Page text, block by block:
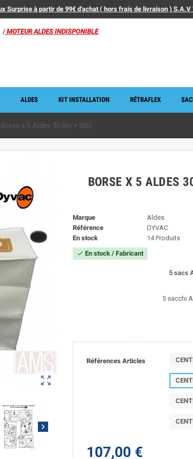
Surprise à partir de 99€ d'achat ( hors frais de livraison ) S.A.V
/ MOTEUR ALDES INDISPONIBLE
ALDES KIT INSTALLATION RÉTRAFLEX
Borse x 5 Aldes 30 litri + filtri
zoom_out_map
chevron_right
BORSE X 5 ALDES
Marque
Aldes
Référence
DYVAC
En stock
14 Produits
check En stock / Fabricant
5 sacs
5 sacchi
Références Articles
107,00 €